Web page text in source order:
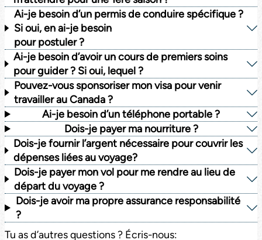
Ai-je besoin d’un permis de conduire spécifique ?
Si oui, en ai-je besoin
pour postuler ?
Ai-je besoin d’avoir un cours de premiers soins
pour guider ? Si oui, lequel ?
Pouvez-vous sponsoriser mon visa pour venir
travailler au Canada ?
Ai-je besoin d’un téléphone portable ?
Dois-je payer ma nourriture ?
Dois-je fournir l’argent nécessaire pour couvrir les
dépenses liées au voyage?
Dois-je payer mon vol pour me rendre au lieu de
départ du voyage ?
Dois-je avoir ma propre assurance responsabilité
?
Tu as d’autres questions ? Écris-nous: